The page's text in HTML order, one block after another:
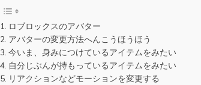
ロブロックスのアバター
アバターの変更方法へんこうほうほう
今いま、身みにつけているアイテムをみたい
自分じぶんが持もっているアイテムをみたい
リアクションなどモーションを変更する